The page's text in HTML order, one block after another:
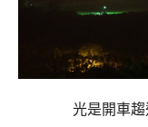
光是開車趨